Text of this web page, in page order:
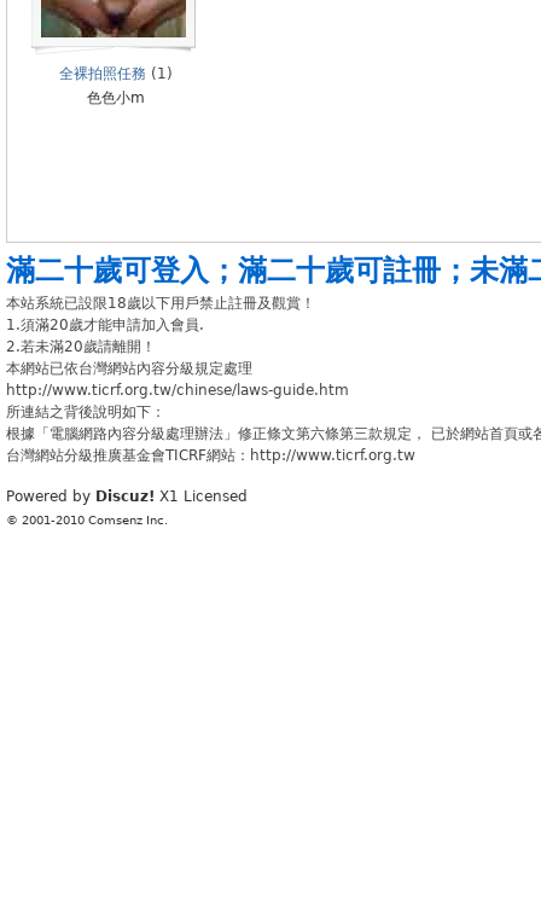
全裸拍照任務 (1)
色色小m
滿二十歲可登入 ； 滿二十歲可註冊 ； 未滿
本站系統已設限18歲以下用戶禁止註冊及觀賞！
1.須滿20歲才能申請加入會員.
2.若未滿20歲請離開！
本網站已依台灣網站內容分級規定處理
http://www.ticrf.org.tw/chinese/laws-guide.htm
所連結之背後說明如下：
根據「電腦網路內容分級處理辦法」修正條文第六條第三款規定， 已於網站首頁
台灣網站分級推廣基金會TICRF網站：http://www.ticrf.org.tw
Powered by Discuz! X1 Licensed
© 2001-2010 Comsenz Inc.